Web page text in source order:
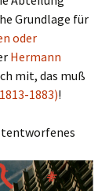
Grundlage für
oder
Hermann
mit, das muß
1883)!